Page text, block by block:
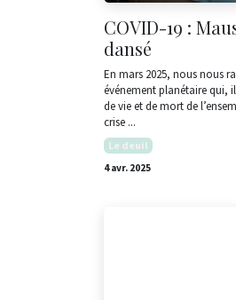
COVID-19 :
dansé
En mars 2025, nous nous
événement planétaire qui,
de vie et de mort de
crise ...
Le deuil
4 avr. 2025